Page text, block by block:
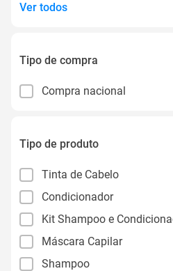
Ver todos
Tipo de compra
Compra nacional
Tipo de produto
Tinta de Cabelo
Condicionador
Kit Shampoo e
Máscara Capilar
Shampoo